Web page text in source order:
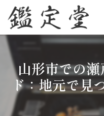
山形市での
ド：地元で見